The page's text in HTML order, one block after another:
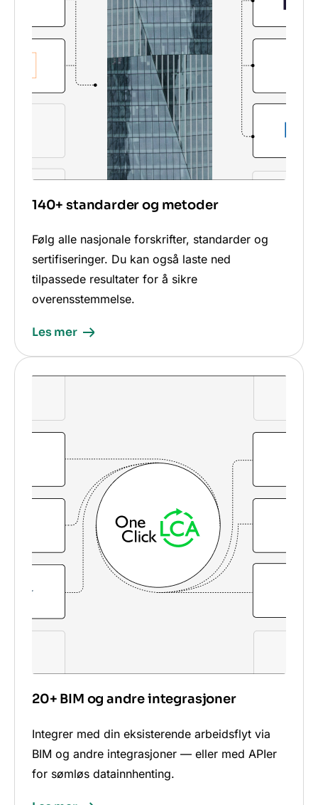
140+ standarder og metoder
Følg alle nasjonale forskrifter, standarder og
sertifiseringer. Du kan også laste ned
tilpassede resultater for å sikre
overensstemmelse.
Les mer
20+ BIM og andre integrasjoner
Integrer med din eksisterende arbeidsflyt via
BIM og andre integrasjoner — eller med APIer
for sømløs datainnhenting.